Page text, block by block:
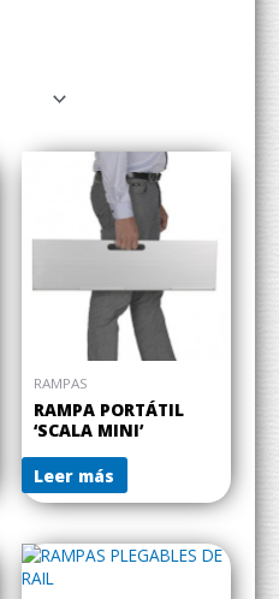
RAMPAS
RAMPA PORTÁTIL
‘SCALA MINI’
Leer más